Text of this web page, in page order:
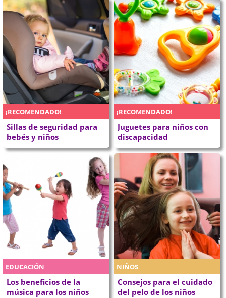
¡RECOMENDADO!
Sillas de seguridad para
bebés y niños
¡RECOMENDADO!
Juguetes para niños con
discapacidad
EDUCACIÓN
Los beneficios de la
música para los niños
NIÑOS
Consejos para el cuidado
del pelo de los niños